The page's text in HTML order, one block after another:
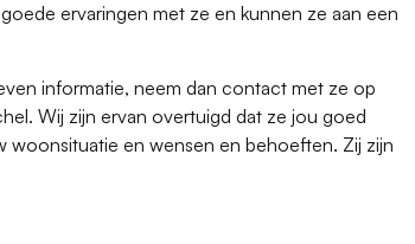
ervaringen met ze en kunnen ze aan een
informatie, neem dan contact met ze op
Wij zijn ervan overtuigd dat ze jou goed
woonsituatie en wensen en behoeften. Zij zijn